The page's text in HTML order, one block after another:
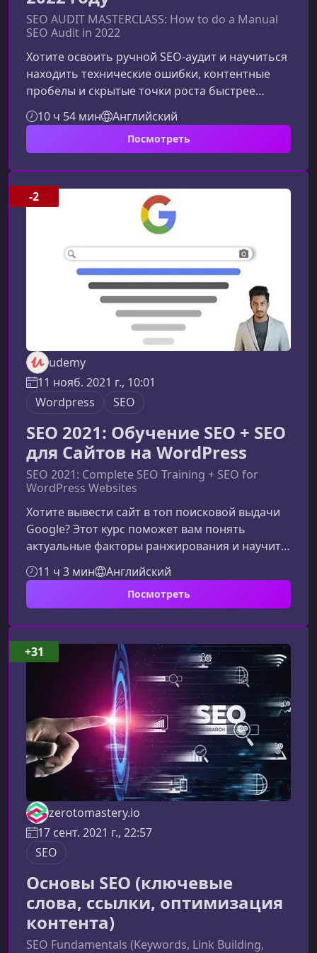
SEO AUDIT MASTERCLASS: How to do a Manual
SEO Audit in 2022
Хотите освоить ручной SEO-аудит и научиться
находить технические ошибки, контентные
пробелы и скрытые точки роста быстрее
конкурентов? Этот курс создан именно для
того, чтобы дать вам чёткий, практический и
измеримый подход к анализу сайта
важнымВ эпоху постоянных обновлений
алгоритмов и растущей конкуренции ручной
аудит позволяет увидеть то, что пропускают
автоматизированные инструменты. Он
помогает н
10 ч 54 мин Английский
Посмотреть
udemy
11 нояб. 2021 г., 10:01
Wordpress
SEO
SEO 2021: Обучение SEO + SEO
для Сайтов на WordPress
SEO 2021: Complete SEO Training + SEO for
WordPress Websites
Хотите вывести сайт в топ поисковой выдачи
Google? Этот курс поможет вам понять
актуальные факторы ранжирования и научит
применять SEO‑техники, которые работают в
2021 году и позже. Программа особенно
полезна владельцам сайтов на WordPress,
начинающим SEO‑специалистам и тем, кто
хочет улучшить позиции своего проекта в
поиске.Что вы узнаете на этом курсеОбучение
построено так, чтобы вы не только изучили
теорию, но и смогли применять SEO-инструм
11 ч 3 мин Английский
Посмотреть
-2
zerotomastery.io
17 сент. 2021 г., 22:57
SEO
Основы SEO (ключевые
слова, ссылки, оптимизация
контента)
SEO Fundamentals (Keywords, Link Building,
+31